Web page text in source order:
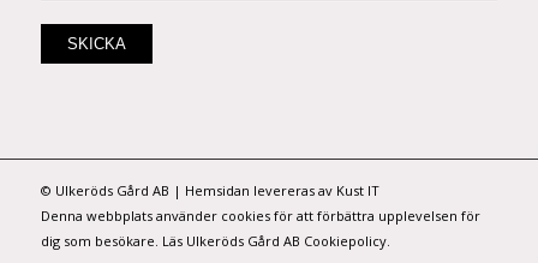
© Ulkeröds Gård AB | Hemsidan levereras av Kust IT
Denna webbplats använder cookies för att förbättra upplevelsen för
dig som besökare. Läs Ulkeröds Gård AB Cookiepolicy.